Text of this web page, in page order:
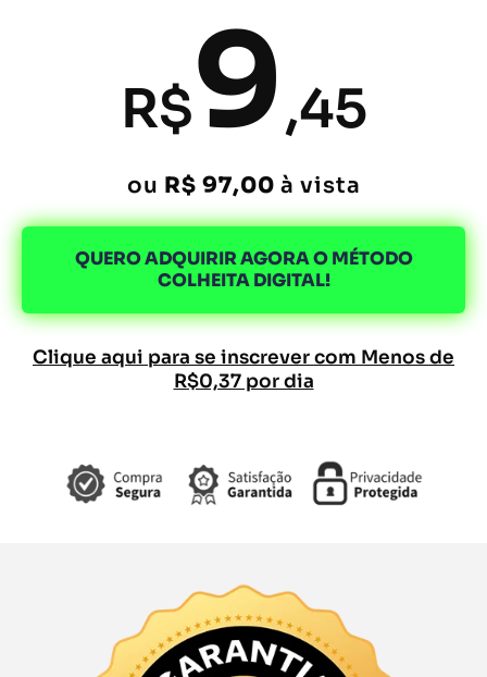
R$9,45
ou R$ 97,00 à vista
QUERO ADQUIRIR AGORA O MÉTODO
COLHEITA DIGITAL!
Clique aqui para se inscrever com Menos de
R$0,37 por dia